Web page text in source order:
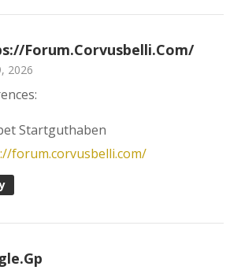
forum.corvusbelli.com/
2026
Startguthaben
forum.corvusbelli.com/